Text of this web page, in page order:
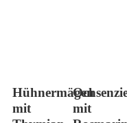
Hühnermägen
mit
mit